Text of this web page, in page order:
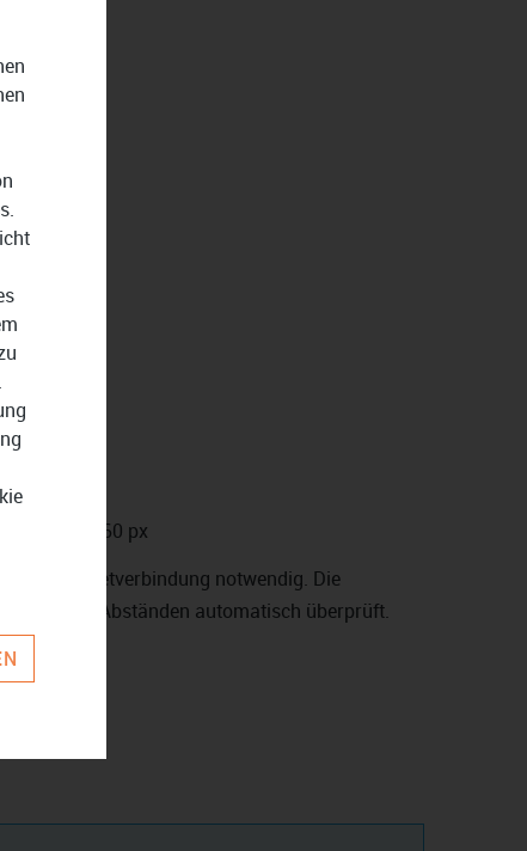
1.280 x 960 px
Internetverbindung notwendig. Die
Abständen automatisch überprüft.